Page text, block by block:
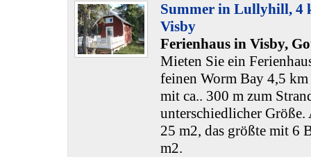
Summer in Lullyhill, 4
Visby
Ferienhaus in Visby,
Mieten Sie ein
feinen Worm Bay 4,5
mit ca.. 300 m zum
unterschiedlicher Größe.
25 m2, das größte mit 6
m2.